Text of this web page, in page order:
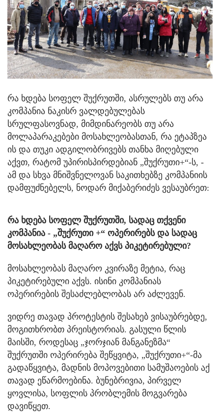
რა ხდება სოფელ შუქრუთში, ასრულებს თუ არა
კომპანია ნაკისრ ვალდებულებას
სრულფასოვნად, მიმდინარეობს თუ არა
მოლაპარაკებები მოსახლეობასთან, რა ეტაპზეა
ის და თუკი ადგილობრივებს თანხა მიღებული
აქვთ, რატომ უპირისპირდებიან „შუქრუთი+“-ს, -
ამ და სხვა მნიშვნელოვან საკითხებზე კომპანიის
დამფუძნებელს, ნოდარ მიქაბერიძეს ვესაუბრეთ:
რა ხდება სოფელ შუქრუთში, სადაც თქვენი
კომპანია - „შუქრუთი +“ ოპერირებს და სადაც
მოსახლეობას მაღარო აქვს პიკეტირებული?
მოსახლეობას მაღარო კვირაზე მეტია, რაც
პიკეტირებული აქვს. ისინი კომპანიას
ოპერირების შესაძლებლობას არ აძლევენ.
ვიდრე თავად პროტესტის შესახებ ვისაუბრებდე,
მოგითხრობთ პრეისტორიას. გასული წლის
მაისში, როდესაც „ჯორჯიან მანგანეზმა“
შუქრუთში ოპერირება შეწყვიტა, „შუქრუთი+“-მა
გადაწყვიტა, მადნის მოპოვებითი სამუშაოების აქ
თავად ეწარმოებინა. ბუნებრივია, პირველ
ყოვლისა, სოფლის პრობლემის მოგვარება
დავიწყეთ.